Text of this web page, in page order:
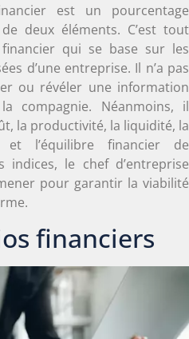
est un pourcentage
deux éléments. C’est tout
qui se base sur les
d’une entreprise. Il n’a pas
ou révéler une information
compagnie. Néanmoins, il
la productivité, la liquidité, la
l’équilibre financier de
indices, le chef d’entreprise
pour garantir la viabilité
financiers